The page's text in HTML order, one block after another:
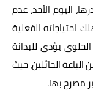
اليوم الأحد، عدم
احتياجاته الفعلية
يؤدى للبدانة
الجائلين، حيث
مصرح بها.